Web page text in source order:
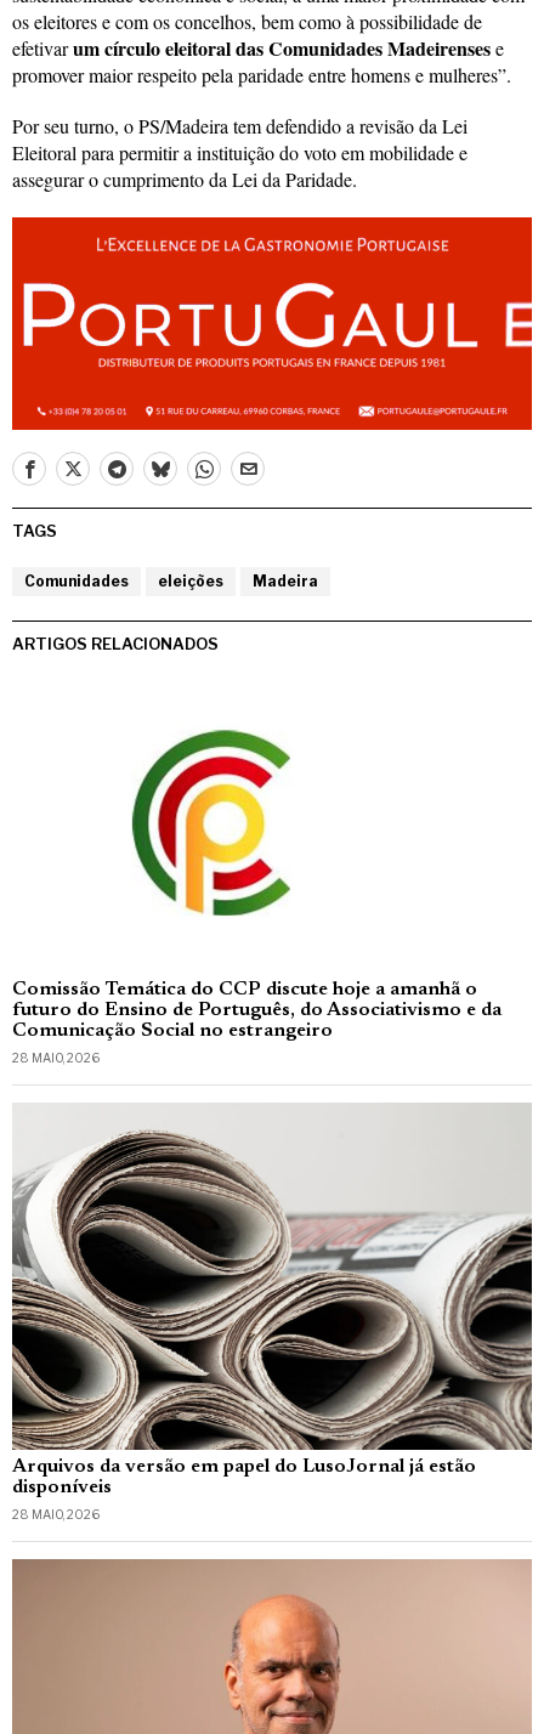
os eleitores e com os concelhos, bem como à possibilidade de
efetivarum círculo eleitoral das Comunidades Madeirensese
promover maior respeito pela paridade entre homens e mulheres”.
Por seu turno, o PS/Madeira tem defendido a revisão da Lei
Eleitoral para permitir a instituição do voto em mobilidade e
assegurar o cumprimento da Lei da Paridade.
TAGS
Comunidades eleições Madeira
ARTIGOS RELACIONADOS
Comissão Temática do CCP discute hoje a amanhã o
futuro do Ensino de Português, do Associativismo e da
Comunicação Social no estrangeiro
28 MAIO, 2026
Arquivos da versão em papel do LusoJornal já estão
disponíveis
28 MAIO, 2026